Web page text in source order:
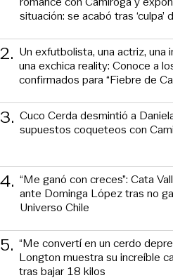
situación: se acabó tras ‘culpa’
2. Un exfutbolista, una actriz, una
una exchica reality: Conoce a
confirmados para “Fiebre de
3. Cuco Cerda desmintió a
supuestos coqueteos con
4. “Me ganó con creces”: Cata
ante Dominga López tras no
Universo Chile
5. “Me convertí en un cerdo
Longton muestra su increíble
tras bajar 18 kilos